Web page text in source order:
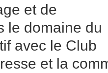
et de
le domaine du
avec le Club
et la